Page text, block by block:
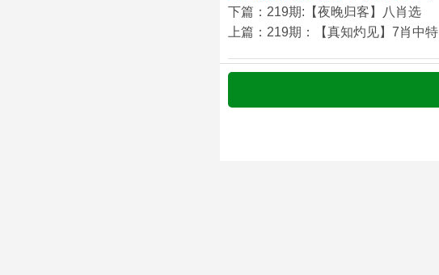
下篇：219期:【夜晚归客】八肖选
上篇：219期：【真知灼见】7肖中特